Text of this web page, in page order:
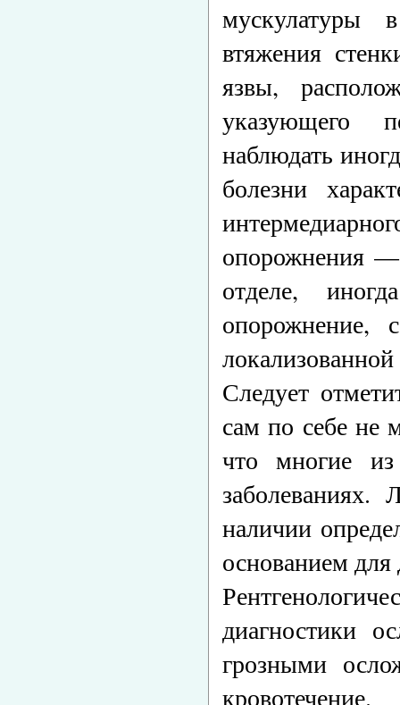
мускулатуры
втяжения
язвы,
указующего
наблюдать
болезни
опорожнения —
отделе,
опорожнение,
Следует
сам по себе не
что многие
наличии
основанием для
диагностики
грозными